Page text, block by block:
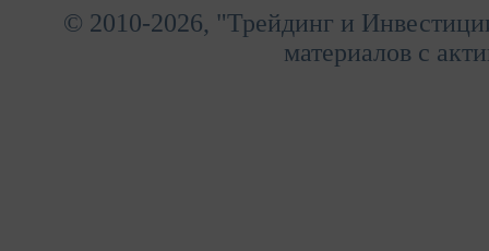
© 2010-2026, "Трейдинг и
материалов с